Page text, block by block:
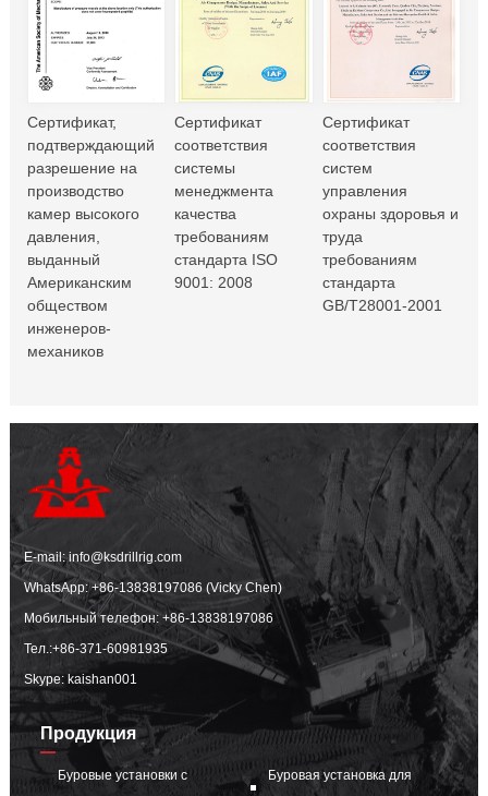
Сертификат,
подтверждающий
разрешение на
производство
камер высокого
давления,
выданный
Американским
обществом
инженеров-
механиков
Сертификат
соответствия
системы
менеджмента
качества
требованиям
стандарта ISO
9001: 2008
Сертификат
соответствия
систем
управления
охраны здоровья и
труда
требованиям
стандарта
GB/T28001-2001
E-mail:info@ksdrillrig.com
WhatsApp:+86-13838197086 (Vicky Chen)
Мобильный телефон:+86-13838197086
Тел.:+86-371-60981935
Skype: kaishan001
Продукция
Буровые установки с
Буровая установка для